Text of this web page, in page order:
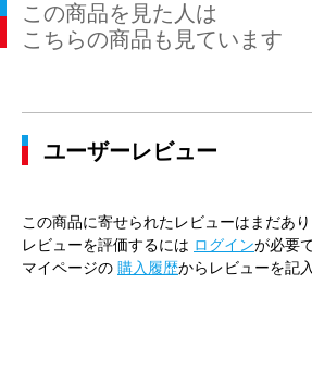
この商品を見た人は
こちらの商品も見ています
ユーザーレビュー
この商品に寄せられたレビューはまだあり
レビューを評価するには ログインが必要
マイページの 購入履歴からレビューを記